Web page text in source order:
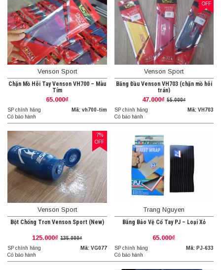
Venson Sport
Chặn Mồ Hôi Tay Venson VH700 – Màu
Tím
65.000₫
SP chính hãng
Có bảo hành
Mã: vh700-tim
OFF
Venson Sport
Băng Đầu Venson VH703 (chặn mồ hôi
trán)
47.000₫ 55.000₫
SP chính hãng
Có bảo hành
Mã: VH703
7%
OFF
Venson Sport
Bột Chống Trơn Venson Sport (New)
125.000₫ 135.000₫
SP chính hãng
Có bảo hành
Mã: VG077
Trang Nguyen
Băng Bảo Vệ Cổ Tay PJ – Loại Xỏ
65.000₫
SP chính hãng
Có bảo hành
Mã: PJ-633